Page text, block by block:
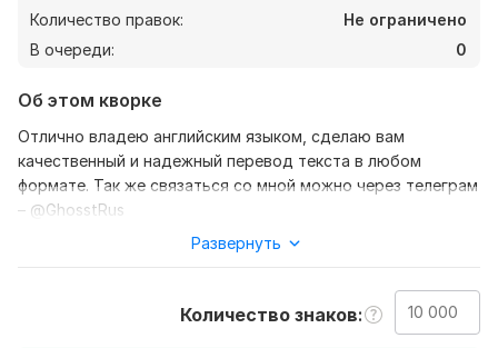
Количество правок:
Не ограничено
В очереди:
0
Об этом кворке
Отлично владею английским языком, сделаю вам
качественный и надежный перевод текста в любом
формате. Так же связаться со мной можно через телеграм
– @GhosstRus
пояснения в работе-перевод с английского на русский
ИЛИ с русского на английский.)
Развернуть
Количество знаков